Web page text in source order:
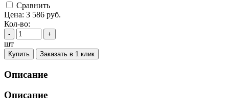
Cравнить
Цена: 3 586 руб.
Кол-во:
- +
шт
Купить Заказать в 1 клик
Описание
Описание